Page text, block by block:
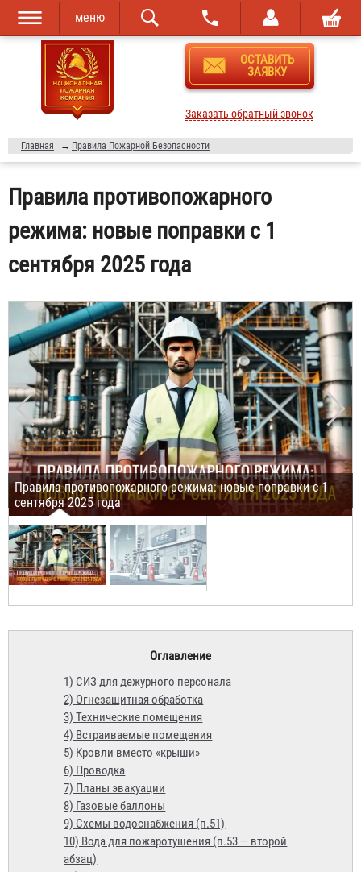
Перейти к
основному
содержанию
Skip to
navigation
меню
ОСТАВИТЬ
ЗАЯВКУ
Заказать обратный звонок
Главная → Правила Пожарной Безопасности
Правила противопожарного
режима: новые поправки с 1
сентября 2025 года
Правила противопожарного режима: новые поправки с 1
сентября 2025 года
Оглавление
1) СИЗ для дежурного персонала
2) Огнезащитная обработка
3) Технические помещения
4) Встраиваемые помещения
5) Кровли вместо «крыши»
6) Проводка
7) Планы эвакуации
8) Газовые баллоны
9) Схемы водоснабжения (п.51)
10) Вода для пожаротушения (п.53 — второй
абзац)